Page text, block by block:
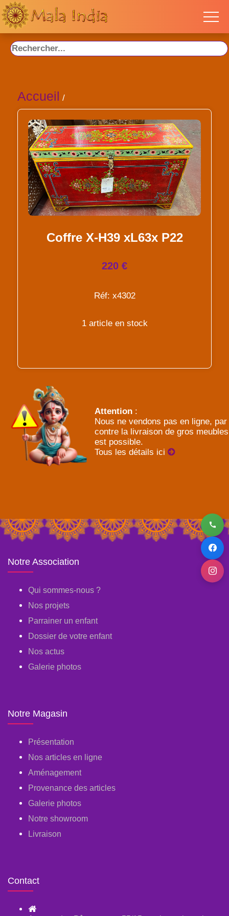
Accueil /
Coffre X-H39 xL63x P22
220 €
Réf: x4302
1 article en stock
Attention :
Nous ne vendons pas en ligne, par
contre la livraison de gros meubles
est possible.
Tous les détails ici
Notre Association
Qui sommes-nous ?
Nos projets
Parrainer un enfant
Dossier de votre enfant
Nos actus
Galerie photos
Notre Magasin
Présentation
Nos articles en ligne
Aménagement
Provenance des articles
Galerie photos
Notre showroom
Livraison
Contact